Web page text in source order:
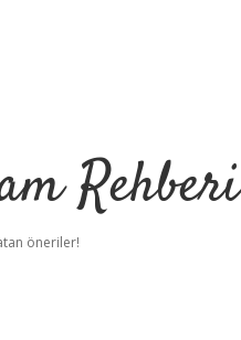
Rehberi
öneriler!